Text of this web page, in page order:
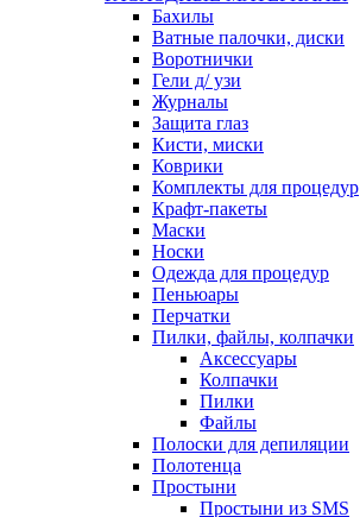
Бахилы
Ватные палочки, диски
Воротнички
Гели д/ узи
Журналы
Защита глаз
Кисти, миски
Коврики
Комплекты для процедур
Крафт-пакеты
Маски
Носки
Одежда для процедур
Пеньюары
Перчатки
Пилки, файлы, колпачки
Аксессуары
Колпачки
Пилки
Файлы
Полоски для депиляции
Полотенца
Простыни
Простыни из SMS